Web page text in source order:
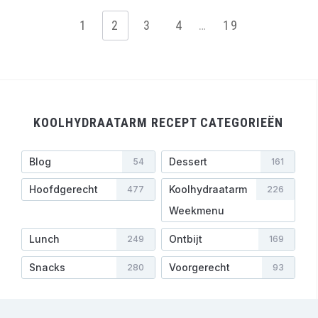
1 2 3 4 … 19
KOOLHYDRAATARM RECEPT CATEGORIEËN
Blog 54 Dessert 161
Hoofdgerecht 477
Koolhydraatarm
Weekmenu
226
Lunch 249 Ontbijt 169
Snacks 280 Voorgerecht 93